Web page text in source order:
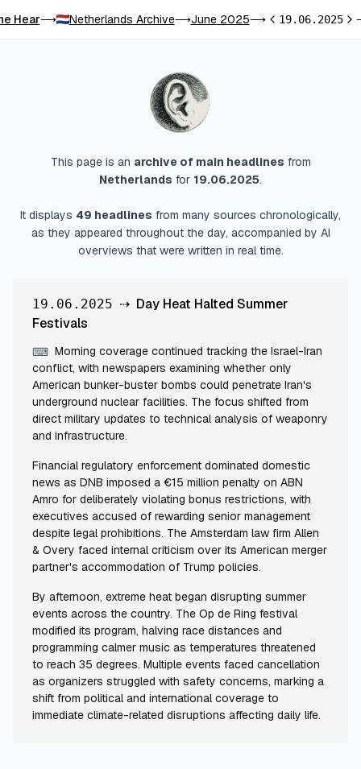
Hear⟶ Netherlands Archive⟶June 2025⟶Previous day
19.06.2025
This page is an archive of main headlines from
Netherlands for 19.06.2025.
It displays 49 headlines from many sources chronologically,
as they appeared throughout the day, accompanied by AI
overviews that were written in real time.
19.06.2025 ⇢ Day Heat Halted Summer
Festivals
⌨ Morning coverage continued tracking the Israel-Iran
conflict, with newspapers examining whether only
American bunker-buster bombs could penetrate Iran's
underground nuclear facilities. The focus shifted from
direct military updates to technical analysis of weaponry
and infrastructure.
Financial regulatory enforcement dominated domestic
news as DNB imposed a €15 million penalty on ABN
Amro for deliberately violating bonus restrictions, with
executives accused of rewarding senior management
despite legal prohibitions. The Amsterdam law firm Allen
& Overy faced internal criticism over its American merger
partner's accommodation of Trump policies.
By afternoon, extreme heat began disrupting summer
events across the country. The Op de Ring festival
modified its program, halving race distances and
programming calmer music as temperatures threatened
to reach 35 degrees. Multiple events faced cancellation
as organizers struggled with safety concerns, marking a
shift from political and international coverage to
immediate climate-related disruptions affecting daily life.